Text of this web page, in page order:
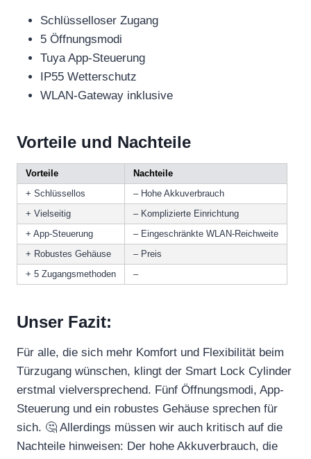
Schlüsselloser Zugang
5 Öffnungsmodi
Tuya App-Steuerung
IP55 Wetterschutz
WLAN-Gateway inklusive
Vorteile und Nachteile
Vorteile
Nachteile
+ Schlüssellos
– Hohe Akkuverbrauch
+ Vielseitig
– Komplizierte Einrichtung
+ App-Steuerung
– Eingeschränkte WLAN-Reichweite
+ Robustes Gehäuse
– Preis
+ 5 Zugangsmethoden
–
Unser Fazit:
Für alle, die sich mehr Komfort und Flexibilität beim
Türzugang wünschen, klingt der Smart Lock Cylinder
erstmal vielversprechend. Fünf Öffnungsmodi, App-
Steuerung und ein robustes Gehäuse sprechen für
sich. 🤔 Allerdings müssen wir auch kritisch auf die
Nachteile hinweisen: Der hohe Akkuverbrauch, die